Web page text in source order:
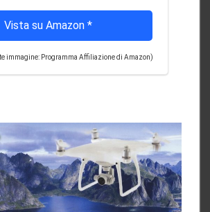
Vista su Amazon*
immagine: Programma Affiliazione di Amazon)